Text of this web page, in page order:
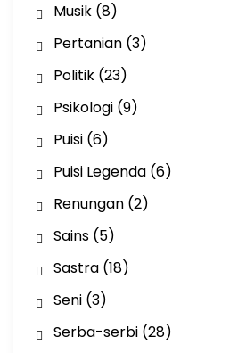
Musik(8)
Pertanian(3)
Politik(23)
Psikologi(9)
Puisi(6)
Puisi Legenda(6)
Renungan(2)
Sains(5)
Sastra(18)
Seni(3)
Serba-serbi(28)